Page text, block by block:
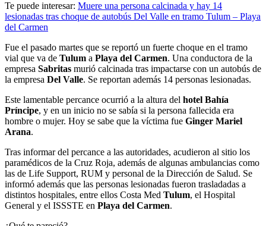
Te puede interesar: Muere una persona calcinada y hay 14
lesionadas tras choque de autobús Del Valle en tramo Tulum – Playa
del Carmen
Fue el pasado martes que se reportó un fuerte choque en el tramo
vial que va de Tulum a Playa del Carmen. Una conductora de la
empresa Sabritas murió calcinada tras impactarse con un autobús de
la empresa Del Valle. Se reportan además 14 personas lesionadas.
Este lamentable percance ocurrió a la altura del hotel Bahía
Príncipe, y en un inicio no se sabía si la persona fallecida era
hombre o mujer. Hoy se sabe que la víctima fue Ginger Mariel
Arana.
Tras informar del percance a las autoridades, acudieron al sitio los
paramédicos de la Cruz Roja, además de algunas ambulancias como
las de Life Support, RUM y personal de la Dirección de Salud. Se
informó además que las personas lesionadas fueron trasladadas a
distintos hospitales, entre ellos Costa Med Tulum, el Hospital
General y el ISSSTE en Playa del Carmen.